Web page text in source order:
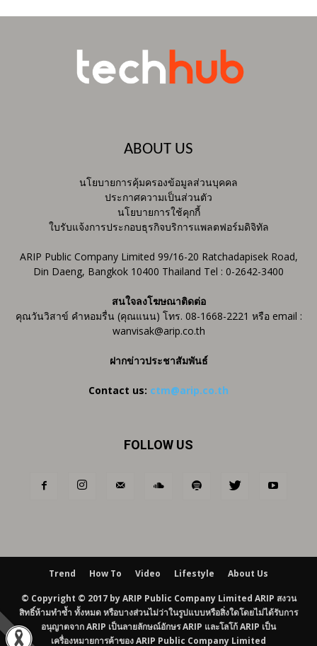
ABOUT US
นโยบายการคุ้มครองข้อมูลส่วนบุคคล
ประกาศความเป็นส่วนตัว
นโยบายการใช้คุกกี้
ใบรับแจ้งการประกอบธุรกิจบริการแพลตฟอร์มดิจิทัล
ARIP Public Company Limited 99/16-20 Ratchadapisek Road,
Din Daeng, Bangkok 10400 Thailand Tel : 0-2642-3400
สนใจลงโฆษณาติดต่อ
คุณวันวิสาข์ คำหอมรื่น (คุณแนน) โทร. 08-1668-2221 หรือ email :
wanvisak@arip.co.th
ฝากข่าวประชาสัมพันธ์
Contact us: ctm@arip.co.th
FOLLOW US
Trend How To Video Lifestyle About Us
© Copyright © 2017 by ARIP Public Company Limited ARIP สงวน
สิทธิ์ห้ามทำซ้ำ ทั้งหมด หรือบางส่วนไม่ว่าในรูปแบบหรือสิ่งใดโดยไม่ได้รับการ
อนุญาตจาก ARIP เป็นลายลักษณ์อักษร ARIP และโลโก้ ARIP เป็น
เครื่องหมายการค้าของ ARIP Public Company Limited